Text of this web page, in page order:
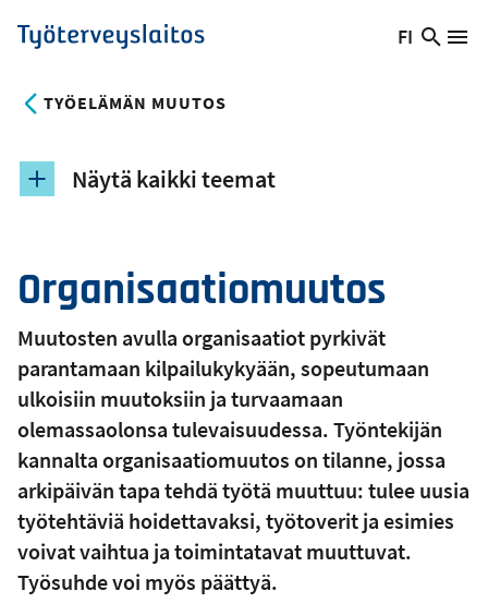
Hyppää
pääsisältöön
Työterveyslaitos
Vaihda
FI
Hae
TYÖELÄMÄN MUUTOS
Organisaatiomuutos
Muutosten avulla organisaatiot pyrkivät
parantamaan kilpailukykyään, sopeutumaan
ulkoisiin muutoksiin ja turvaamaan
olemassaolonsa tulevaisuudessa. Työntekijän
kannalta organisaatiomuutos on tilanne, jossa
arkipäivän tapa tehdä työtä muuttuu: tulee uusia
työtehtäviä hoidettavaksi, työtoverit ja esimies
voivat vaihtua ja toimintatavat muuttuvat.
Työsuhde voi myös päättyä.
Näytä kaikki teemat